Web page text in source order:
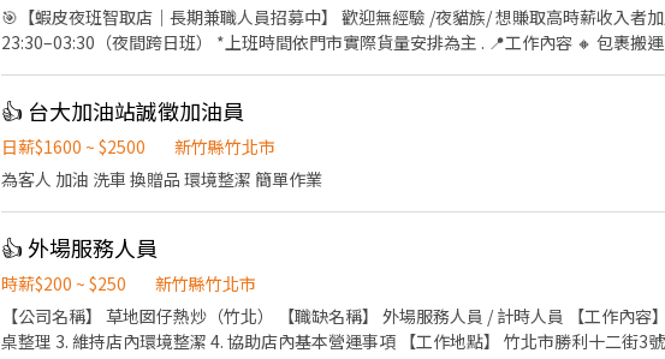
🎯【蝦皮夜班智取店｜長期兼職人員招募中】 歡迎無經驗 /夜貓族/ 想賺取高時薪收入者
23:30–03:30（夜間跨日班） *上班時間依門市實際貨量安排為主 . 📍工作內容 🔸 包裹搬
者，建議選擇有人店。 . 📍目前職缺門市（2026/8/7更新） 中正汀州 - 智取店 台北市中
店 台北市中正區臨沂街19巷3號1樓 大安延吉 - 智取店 台北市大安區延吉街182號1樓 新
20號1樓 新店安康 - 智取店 新北市新店區安康路二段161號1樓 新莊體育 - 智取店 新北市
新北市板橋區仁化街173號1樓 板橋滿平 - 智取店 新北市板橋區滿平街75號1樓 樹林中華 -
中壢中正 - 智取店 桃園市中壢區中正路四段127號1樓 中壢榮安 - 智取店 桃園市中壢區榮
桃園市八德區介壽路二段372號1樓 八德豐吉 - 智取店 桃園市八德區豐吉路122號1樓 大
取店 桃園市平鎮區文心路112號1樓 平鎮龍南 - 智取店 桃園市平鎮區龍南路150之1號1樓
225號1樓 桃園安東 - 智取店 桃園市桃園區安東街13號1樓 桃園正康 - 智取店 桃園市桃
桃園市桃園區天祥七街30號1樓 桃園自強 - 智取店 桃園市桃園區自強路6號1樓 楊梅成功 -
👍 台大加油站誠徵加油員
日薪$1600 ~ $2500
新竹縣竹北市
為客人 加油 洗車 換贈品 環境整潔 簡單作業
👍 外場服務人員
時薪$200 ~ $250
新竹縣竹北市
【公司名稱】 草地囡仔熱炒（竹北） 【職缺名稱】 外場服務人員 / 計時人員 【工作內容】 1. 接待客人、帶位 2. 點餐、送餐、收
桌整理 3. 維持店內環境整潔 4. 協助店內基本營運事項 【工作地點】 竹北市勝利十二街3號 【上班時間】 17:00 – 23:00 （時間可